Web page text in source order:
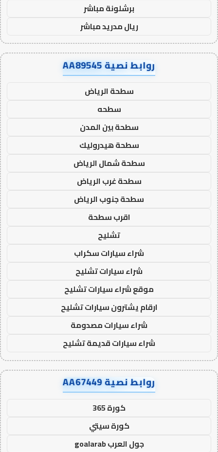
برشلونة مباشر
ريال مدريد مباشر
روابط نصية AA89545
سطحة الرياض
سطحه
سطحة بين المدن
سطحة هيدروليك
سطحة شمال الرياض
سطحة غرب الرياض
سطحة جنوب الرياض
اقرب سطحة
تشليح
شراء سيارات سكراب
شراء سيارات تشليح
موقع شراء سيارات تشليح
ارقام يشترون سيارات تشليح
شراء سيارات مصدومة
شراء سيارات قديمة تشليح
روابط نصية AA67449
كورة 365
كورة سيتي
جول العرب goalarab